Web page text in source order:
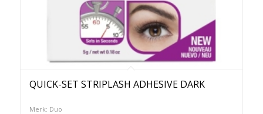
QUICK-SET STRIPLASH ADHESIVE DARK
Merk: Duo